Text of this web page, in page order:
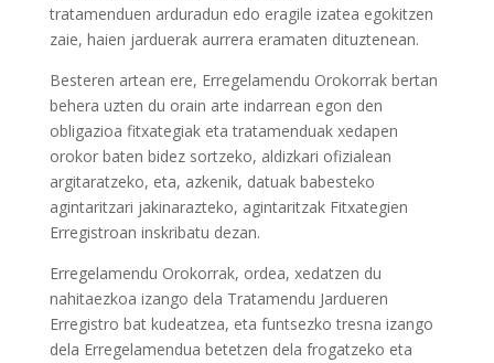
tratamenduen arduradun edo eragile izatea egokitzen
zaie, haien jarduerak aurrera eramaten dituztenean.
Besteren artean ere, Erregelamendu Orokorrak bertan
behera uzten du orain arte indarrean egon den
obligazioa fitxategiak eta tratamenduak xedapen
orokor baten bidez sortzeko, aldizkari ofizialean
argitaratzeko, eta, azkenik, datuak babesteko
agintaritzari jakinarazteko, agintaritzak Fitxategien
Erregistroan inskribatu dezan.
Erregelamendu Orokorrak, ordea, xedatzen du
nahitaezkoa izango dela Tratamendu Jardueren
Erregistro bat kudeatzea, eta funtsezko tresna izango
dela Erregelamendua betetzen dela frogatzeko eta